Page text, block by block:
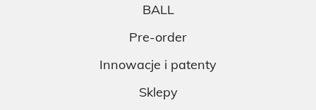
BALL
Pre-order
Innowacje i patenty
Sklepy